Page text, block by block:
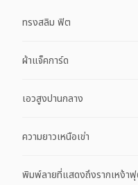
ทรงสลิม ฟิต
ผ้าแจ็คการ์ด
เอวสูงปานกลาง
ความยาวเหนือเข่า
พิมพ์ลายที่แสดงถึงรากเหง้า